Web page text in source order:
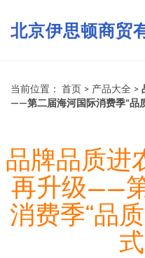
北京伊思顿商贸
当前位置： 首页 > 产品大全 >
——第二届海河国际消费季“品
品牌品质进
再升级——
消费季“品